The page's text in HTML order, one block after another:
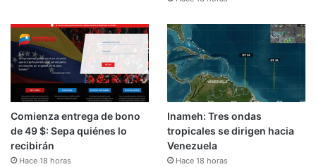
Comienza entrega de bono
de 49 $: Sepa quiénes lo
recibirán
Hace 18 horas
Inameh: Tres ondas
tropicales se dirigen hacia
Venezuela
Hace 18 horas